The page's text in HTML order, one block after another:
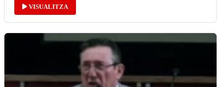
VISUALITZA